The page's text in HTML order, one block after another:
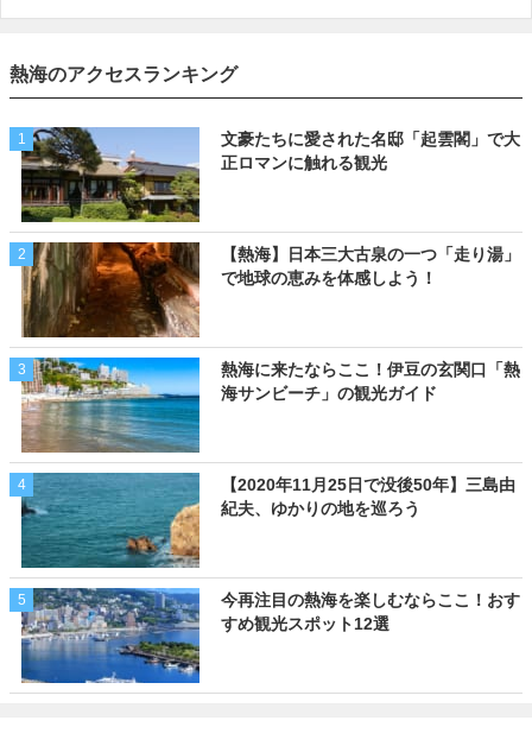
熱海のアクセスランキング
1
文豪たちに愛された名邸「起雲閣」で大
正ロマンに触れる観光
2
【熱海】日本三大古泉の一つ「走り湯」
で地球の恵みを体感しよう！
3
熱海に来たならここ！伊豆の玄関口「熱
海サンビーチ」の観光ガイド
4
【2020年11月25日で没後50年】三島由
紀夫、ゆかりの地を巡ろう
5
今再注目の熱海を楽しむならここ！おす
すめ観光スポット12選